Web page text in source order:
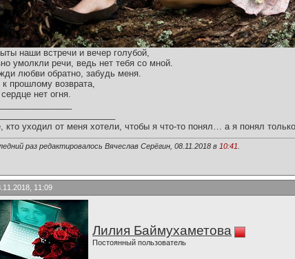
наши встречи и вечер голубой,
умолкли речи, ведь нет тебя со мной.
любви обратно, забудь меня.
к прошлому возврата,
нет огня.
кто уходил от меня хотели, чтобы я что-то понял… а я понял
раз редактировалось Вячеслав Серёгин, 08.11.2018 в 10:41
11:09
Лилия Баймухаметова
Постоянный пользователь